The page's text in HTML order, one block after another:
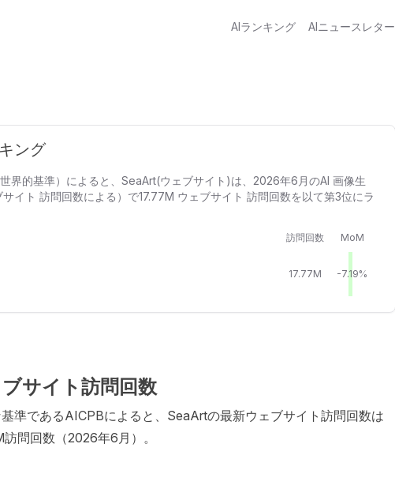
AIランキング AIニュースレター
ング
界的基準）によると、SeaArt(ウェブサイト)は、2026年6月のAI 画像生
イト 訪問回数による）で17.77M ウェブサイト 訪問回数を以て第3位にラ
訪問回数 MoM
17.77M -7.19%
サイト訪問回数
準であるAICPBによると、SeaArtの最新ウェブサイト訪問回数は
問回数（2026年6月）。